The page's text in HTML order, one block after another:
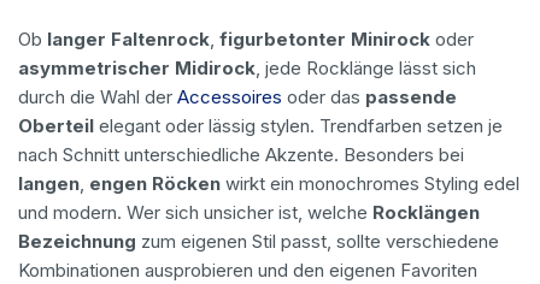
Ob langer Faltenrock, figurbetonter Minirock oder
asymmetrischer Midirock, jede Rocklänge lässt sich
durch die Wahl der Accessoires oder das passende
Oberteil elegant oder lässig stylen. Trendfarben setzen je
nach Schnitt unterschiedliche Akzente. Besonders bei
langen, engen Röcken wirkt ein monochromes Styling edel
und modern. Wer sich unsicher ist, welche Rocklängen
Bezeichnung zum eigenen Stil passt, sollte verschiedene
Kombinationen ausprobieren und den eigenen Favoriten